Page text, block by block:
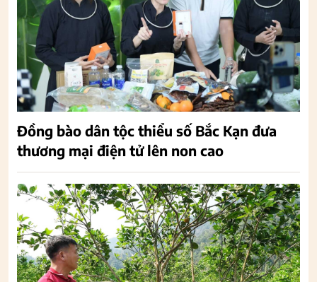
Đồng bào dân tộc thiểu số Bắc Kạn đưa
thương mại điện tử lên non cao